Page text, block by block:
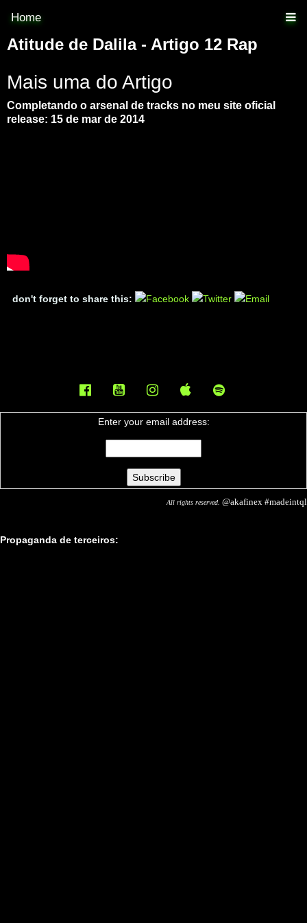
Home
Atitude de Dalila - Artigo 12 Rap
Mais uma do Artigo
Completando o arsenal de tracks no meu site oficial
release: 15 de mar de 2014
don't forget to share this:
Enter your email address:
All rights reserved. @akafinex #madeintql
Propaganda de terceiros: